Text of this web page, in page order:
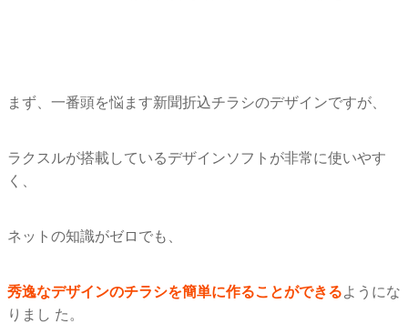
まず、一番頭を悩ます新聞折込チラシのデザインですが、
ラクスルが搭載しているデザインソフトが非常に使いやす
く、
ネットの知識がゼロでも、
秀逸なデザインのチラシを簡単に作ることができるようにな
りまし た。